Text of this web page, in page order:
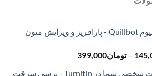
اکانت پرمیوم Quillbot - پارافریز و ویرایش متون
– تومان399,000
شارژ اکانت شخصی شما در Turnitin - برسی سرقت